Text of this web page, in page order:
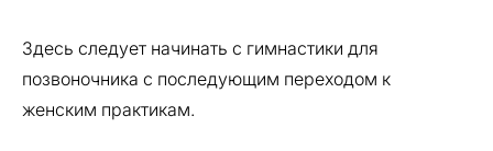
Здесь следует начинать с гимнастики для
позвоночника с последующим переходом к
женским практикам.